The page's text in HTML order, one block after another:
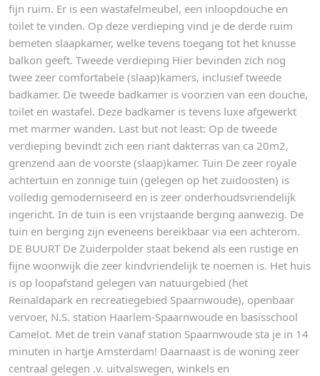
fijn ruim. Er is een wastafelmeubel, een inloopdouche en
toilet te vinden. Op deze verdieping vind je de derde ruim
bemeten slaapkamer, welke tevens toegang tot het knusse
balkon geeft. Tweede verdieping Hier bevinden zich nog
twee zeer comfortabele (slaap)kamers, inclusief tweede
badkamer. De tweede badkamer is voorzien van een douche,
toilet en wastafel. Deze badkamer is tevens luxe afgewerkt
met marmer wanden. Last but not least: Op de tweede
verdieping bevindt zich een riant dakterras van ca 20m2,
grenzend aan de voorste (slaap)kamer. Tuin De zeer royale
achtertuin en zonnige tuin (gelegen op het zuidoosten) is
volledig gemoderniseerd en is zeer onderhoudsvriendelijk
ingericht. In de tuin is een vrijstaande berging aanwezig. De
tuin en berging zijn eveneens bereikbaar via een achterom.
DE BUURT De Zuiderpolder staat bekend als een rustige en
fijne woonwijk die zeer kindvriendelijk te noemen is. Het huis
is op loopafstand gelegen van natuurgebied (het
Reinaldapark en recreatiegebied Spaarnwoude), openbaar
vervoer, N.S. station Haarlem-Spaarnwoude en basisschool
Camelot. Met de trein vanaf station Spaarnwoude sta je in 14
minuten in hartje Amsterdam! Daarnaast is de woning zeer
centraal gelegen .v. uitvalswegen, winkels en